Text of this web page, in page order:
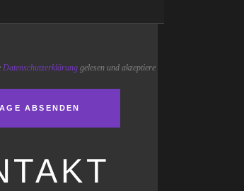
Datenschutzerklärung gelesen und akzeptiere